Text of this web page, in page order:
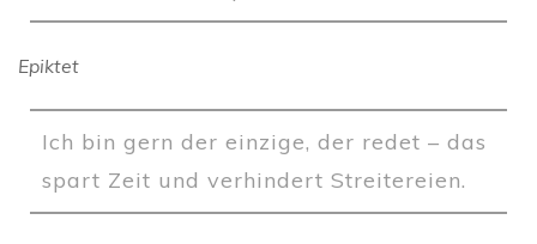
Epiktet
Ich bin gern der einzige, der redet – das
spart Zeit und verhindert Streitereien.